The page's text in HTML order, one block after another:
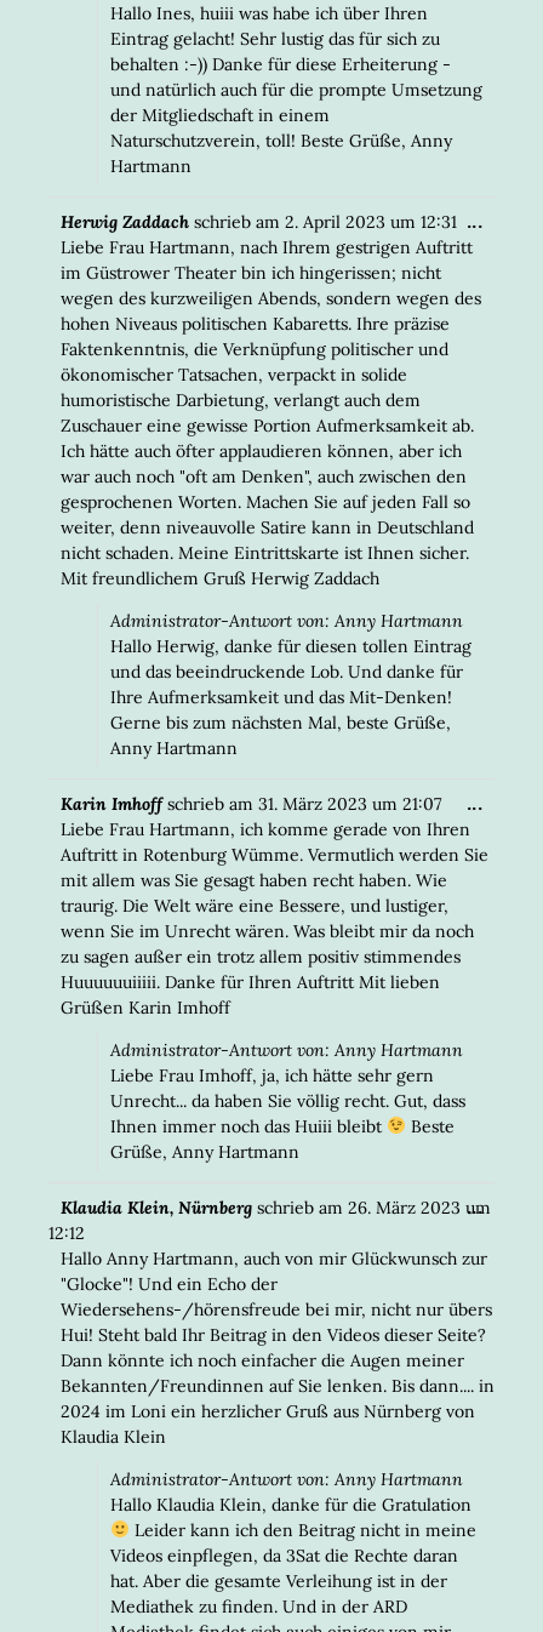
Hallo Ines, huiii was habe ich über Ihren
Eintrag gelacht! Sehr lustig das für sich zu
behalten :-)) Danke für diese Erheiterung -
und natürlich auch für die prompte Umsetzung
der Mitgliedschaft in einem
Naturschutzverein, toll! Beste Grüße, Anny
Hartmann
Herwig Zaddach schrieb am 2. April 2023 um 12:31
Liebe Frau Hartmann, nach Ihrem gestrigen Auftritt
im Güstrower Theater bin ich hingerissen; nicht
wegen des kurzweiligen Abends, sondern wegen des
hohen Niveaus politischen Kabaretts. Ihre präzise
Faktenkenntnis, die Verknüpfung politischer und
ökonomischer Tatsachen, verpackt in solide
humoristische Darbietung, verlangt auch dem
Zuschauer eine gewisse Portion Aufmerksamkeit ab.
Ich hätte auch öfter applaudieren können, aber ich
war auch noch "oft am Denken", auch zwischen den
gesprochenen Worten. Machen Sie auf jeden Fall so
weiter, denn niveauvolle Satire kann in Deutschland
nicht schaden. Meine Eintrittskarte ist Ihnen sicher.
Mit freundlichem Gruß Herwig Zaddach
Administrator-Antwort von: Anny Hartmann
Hallo Herwig, danke für diesen tollen Eintrag
und das beeindruckende Lob. Und danke für
Ihre Aufmerksamkeit und das Mit-Denken!
Gerne bis zum nächsten Mal, beste Grüße,
Anny Hartmann
...DIESE
Karin Imhoffschrieb am 31. März 2023 um 21:07
Liebe Frau Hartmann, ich komme gerade von Ihren
Auftritt in Rotenburg Wümme. Vermutlich werden Sie
mit allem was Sie gesagt haben recht haben. Wie
traurig. Die Welt wäre eine Bessere, und lustiger,
wenn Sie im Unrecht wären. Was bleibt mir da noch
zu sagen außer ein trotz allem positiv stimmendes
Huuuuuuiiiii. Danke für Ihren Auftritt Mit lieben
Grüßen Karin Imhoff
Administrator-Antwort von: Anny Hartmann
Liebe Frau Imhoff, ja, ich hätte sehr gern
Unrecht... da haben Sie völlig recht. Gut, dass
Ihnen immer noch das Huiii bleibt
Beste
Grüße, Anny Hartmann
...DIESE
EIN-/
Klaudia Klein, Nürnberg schrieb am 26. März 2023 um
12:12
Hallo Anny Hartmann, auch von mir Glückwunsch zur
"Glocke"! Und ein Echo der
Wiedersehens-/hörensfreude bei mir, nicht nur übers
Hui! Steht bald Ihr Beitrag in den Videos dieser Seite?
Dann könnte ich noch einfacher die Augen meiner
Bekannten/Freundinnen auf Sie lenken. Bis dann.... in
2024 im Loni ein herzlicher Gruß aus Nürnberg von
Klaudia Klein
Administrator-Antwort von: Anny Hartmann
Hallo Klaudia Klein, danke für die Gratulation
Leider kann ich den Beitrag nicht in meine
Videos einpflegen, da 3Sat die Rechte daran
hat. Aber die gesamte Verleihung ist in der
Mediathek zu finden. Und in der ARD
...DIESE
EIN-/